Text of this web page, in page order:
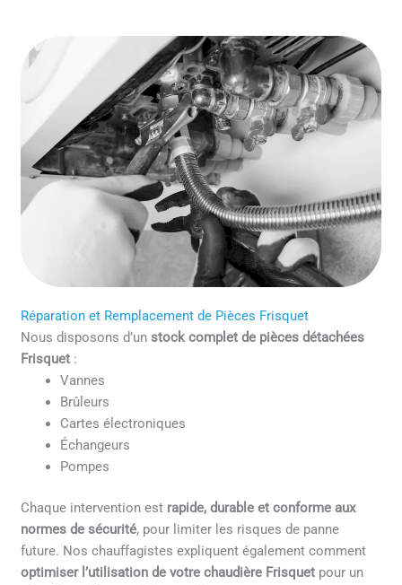
Réparation et Remplacement de Pièces Frisquet
Nous disposons d’unstock complet de pièces détachées
Frisquet :
Vannes
Brûleurs
Cartes électroniques
Échangeurs
Pompes
Chaque intervention est rapide, durable et conforme aux
normes de sécurité, pour limiter les risques de panne
future. Nos chauffagistes expliquent également comment
optimiser l’utilisation de votre chaudière Frisquet pour un